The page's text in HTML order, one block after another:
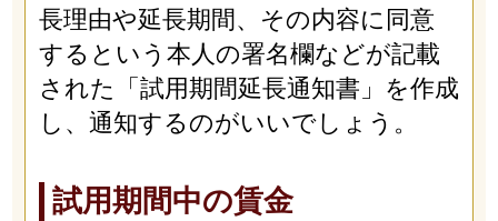
長理由や延長期間、その内容に同意
するという本人の署名欄などが記載
された「試用期間延長通知書」を作成
し、通知するのがいいでしょう。
試用期間中の賃金